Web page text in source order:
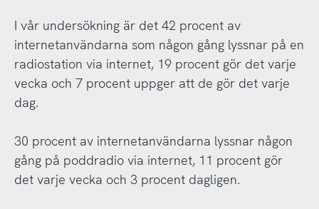
I vår undersökning är det 42 procent av
internetanvändarna som någon gång lyssnar på en
radiostation via internet, 19 procent gör det varje
vecka och 7 procent uppger att de gör det varje
dag.
30 procent av internetanvändarna lyssnar någon
gång på poddradio via internet, 11 procent gör
det varje vecka och 3 procent dagligen.